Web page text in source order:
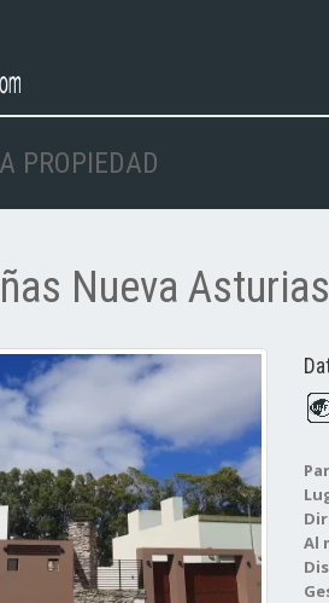
PROPIEDAD
Nueva
Al